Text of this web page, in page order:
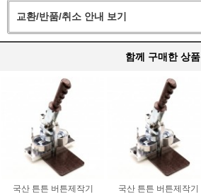
교환/반품/취소 안내 보기
함께 구매한 상품
국산 튼튼 버튼제작기
국산 튼튼 버튼제작기